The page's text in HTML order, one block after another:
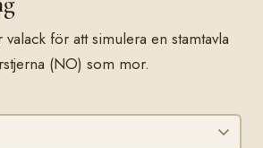
för att simulera en stamtavla
(NO) som mor.